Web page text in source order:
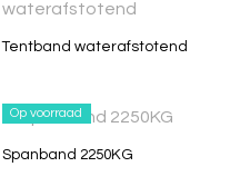
Tentband waterafstotend
Op voorraad
Spanband 2250KG